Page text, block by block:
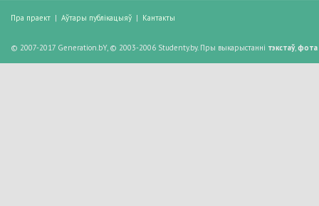
Пра праект | Аўтары публікацыяў | Кантакты
© 2007-2017 Generation.bY, © 2003-2006 Studenty.by. Пры выкарыстанні тэкстаў,фота